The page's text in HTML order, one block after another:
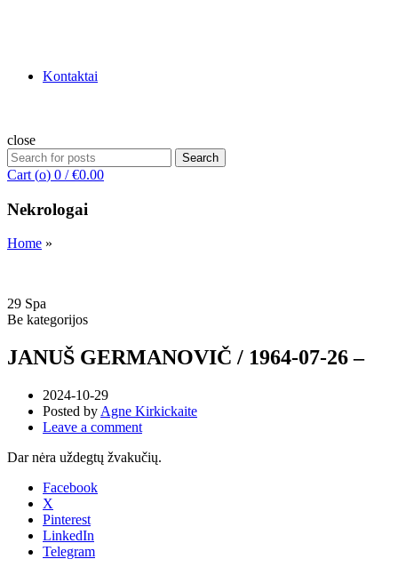
Kontaktai
close
Search
for:
Search
Cart (o) 0 / €0.00
Nekrologai
Home »
29 Spa
Be kategorijos
JANUŠ GERMANOVIČ / 1964-07-26 –
2024-10-29
Posted by Agne Kirkickaite
Leave a comment
Dar nėra uždegtų žvakučių.
Facebook
X
Pinterest
LinkedIn
Telegram